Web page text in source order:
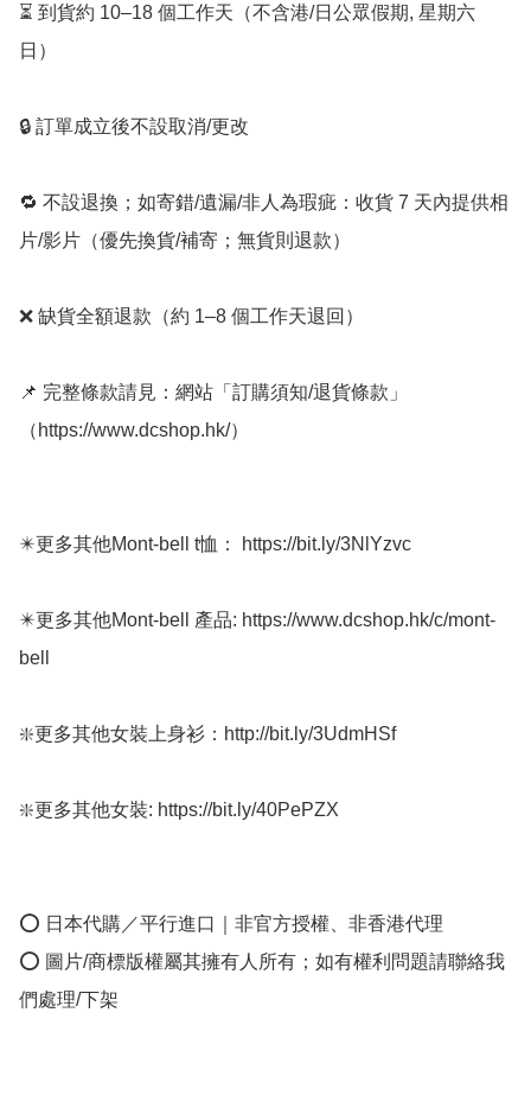
⏳ 到貨約 10–18 個工作天（不含港/日公眾假期, 星期六
日）
🔒 訂單成立後不設取消/更改
🔁 不設退換；如寄錯/遺漏/非人為瑕疵：收貨 7 天內提供相
片/影片（優先換貨/補寄；無貨則退款）
❌ 缺貨全額退款（約 1–8 個工作天退回）
📌 完整條款請見：網站「訂購須知/退貨條款」
（https://www.dcshop.hk/）
✴️更多其他Mont-bell t恤： https://bit.ly/3NlYzvc
✴️更多其他Mont-bell 產品: https://www.dcshop.hk/c/mont-
bell
❇️更多其他女裝上身衫：http://bit.ly/3UdmHSf
❇️更多其他女裝: https://bit.ly/40PePZX
⭕ 日本代購／平行進口｜非官方授權、非香港代理
⭕ 圖片/商標版權屬其擁有人所有；如有權利問題請聯絡我
們處理/下架